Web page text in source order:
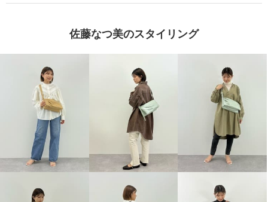
佐藤なつ美のスタイリング